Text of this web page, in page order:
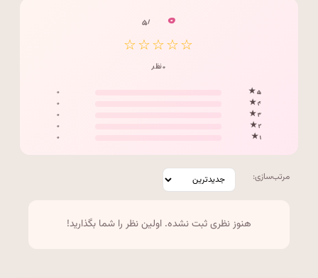
۰ / ۵
☆☆☆☆☆
۰ نظر
۵ ★
۰
۴ ★
۰
۳ ★
۰
۲ ★
۰
۱ ★
۰
مرتب‌سازی:
هنوز نظری ثبت نشده. اولین نظر را شما بگذارید!